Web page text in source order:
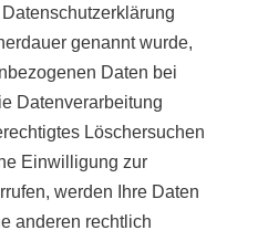
genannt wurde,
Daten bei
Datenverarbeitung
Löschersuchen
Einwilligung zur
werden Ihre Daten
anderen rechtlich